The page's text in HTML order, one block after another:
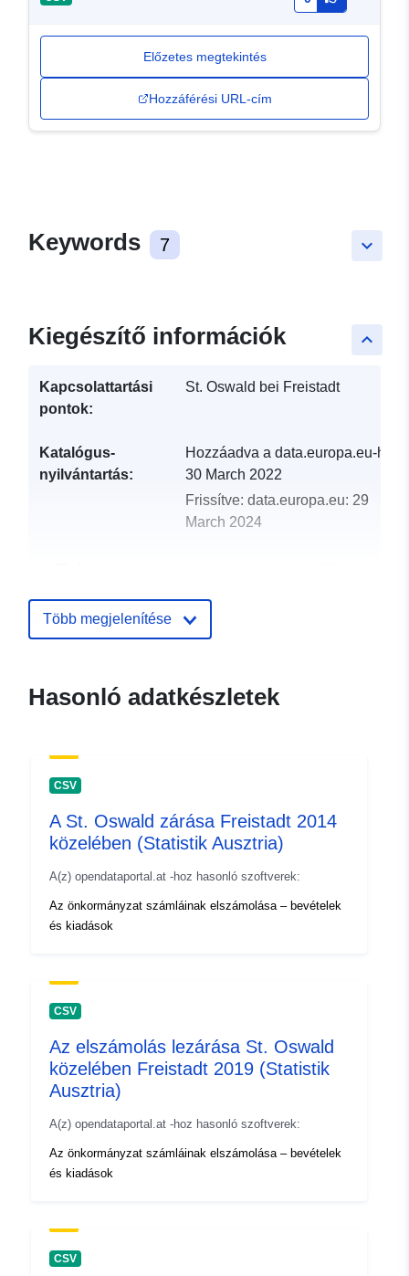
Előzetes megtekintés
Hozzáférési URL-cím
keyboard_arrow_down
Keywords 7
keyboard_arrow_up
Kiegészítő információk
Kapcsolattartási
pontok:
St. Oswald bei Freistadt
Katalógus-
nyilvántartás:
Hozzáadva a data.europa.eu-hoz:
30 March 2022
Frissítve: data.europa.eu: 29
March 2024
Több megjelenítése
Hasonló adatkészletek
CSV
A St. Oswald zárása Freistadt 2014
közelében (Statistik Ausztria)
A(z) opendataportal.at -hoz hasonló szoftverek:
Az önkormányzat számláinak elszámolása – bevételek
és kiadások
CSV
Az elszámolás lezárása St. Oswald
közelében Freistadt 2019 (Statistik
Ausztria)
A(z) opendataportal.at -hoz hasonló szoftverek:
Az önkormányzat számláinak elszámolása – bevételek
és kiadások
CSV